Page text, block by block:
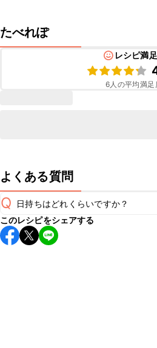
たべれぽ
レシピ満
6人の平均満足
よくある質問
Q 日持ちはどれくらいですか？
こちらのレシピは出来たてをお召し
すすめします。
このレシピをシェアする